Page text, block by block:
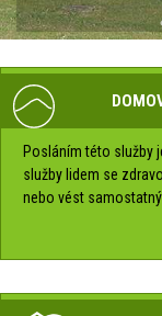
Posláním této služby
služby lidem se
nebo vést